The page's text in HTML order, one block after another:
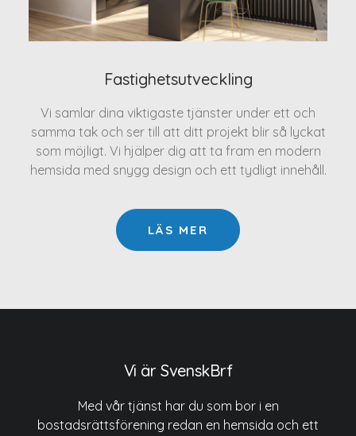
Fastighetsutveckling
Vi samlar dina viktigaste tjänster under ett och
samma tak och ser till att ditt projekt blir så lyckat
som möjligt. Vi hjälper dig att ta fram en modern
hemsida med snygg design och ett tydligt innehåll.
LÄS MER
Vi är SvenskBrf
Med vår tjänst har du som bor i en
bostadsrättsförening redan en hemsida och ett